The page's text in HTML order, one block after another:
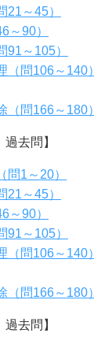
～45）
～90）
～105）
問106～140）
（問166～180）
去問】
1～20）
～45）
～90）
～105）
問106～140）
（問166～180）
去問】